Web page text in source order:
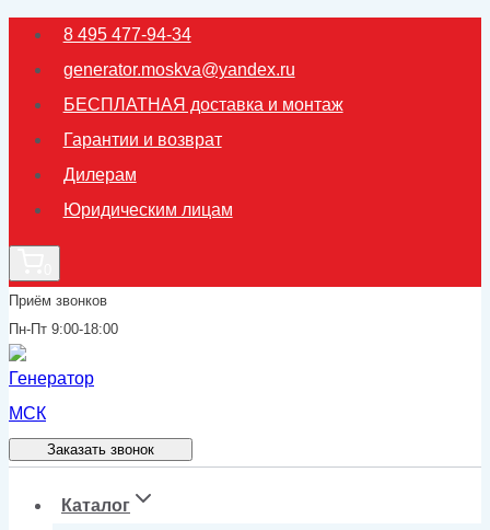
Перейти
содержимому
8 495 477-94-34
generator.moskva@yandex.ru
БЕСПЛАТНАЯ доставка и монтаж
Гарантии и возврат
Дилерам
Юридическим лицам
Приём звонков
Пн-Пт 9:00-18:00
Заказать звонок
Каталог